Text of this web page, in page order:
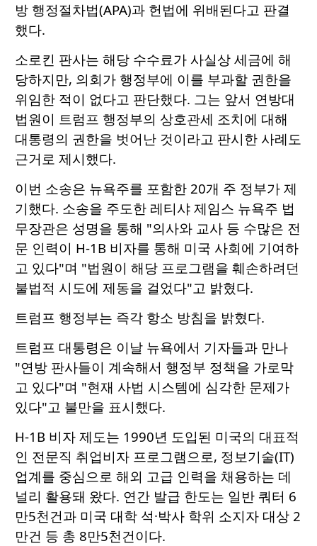
방 행정절차법(APA)과 헌법에 위배된다고 판결
했다.
소로킨 판사는 해당 수수료가 사실상 세금에 해
당하지만, 의회가 행정부에 이를 부과할 권한을
위임한 적이 없다고 판단했다. 그는 앞서 연방대
법원이 트럼프 행정부의 상호관세 조치에 대해
대통령의 권한을 벗어난 것이라고 판시한 사례도
근거로 제시했다.
이번 소송은 뉴욕주를 포함한 20개 주 정부가 제
기했다. 소송을 주도한 레티샤 제임스 뉴욕주 법
무장관은 성명을 통해 "의사와 교사 등 수많은 전
문 인력이 H-1B 비자를 통해 미국 사회에 기여하
고 있다"며 "법원이 해당 프로그램을 훼손하려던
불법적 시도에 제동을 걸었다"고 밝혔다.
트럼프 행정부는 즉각 항소 방침을 밝혔다.
트럼프 대통령은 이날 뉴욕에서 기자들과 만나
"연방 판사들이 계속해서 행정부 정책을 가로막
고 있다"며 "현재 사법 시스템에 심각한 문제가
있다"고 불만을 표시했다.
H-1B 비자 제도는 1990년 도입된 미국의 대표적
인 전문직 취업비자 프로그램으로, 정보기술(IT)
업계를 중심으로 해외 고급 인력을 채용하는 데
널리 활용돼 왔다. 연간 발급 한도는 일반 쿼터 6
만5천건과 미국 대학 석·박사 학위 소지자 대상 2
만건 등 총 8만5천건이다.